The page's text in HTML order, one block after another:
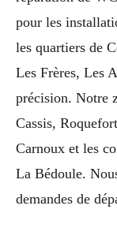
pour les
les quartiers de
Les Frères, Les
précision. Notre
Cassis,
Carnoux et les
La Bédoule.
demandes de